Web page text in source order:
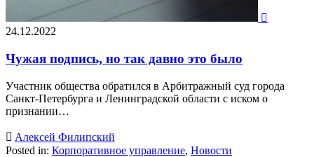

24.12.2022
Чужая подпись, но так давно это было
Участник общества обратился в Арбитражный суд города
Санкт-Петербурга и Ленинградской области с иском о
признании…
 Алексей Филипский
Posted in: Корпоративное управление, Новости